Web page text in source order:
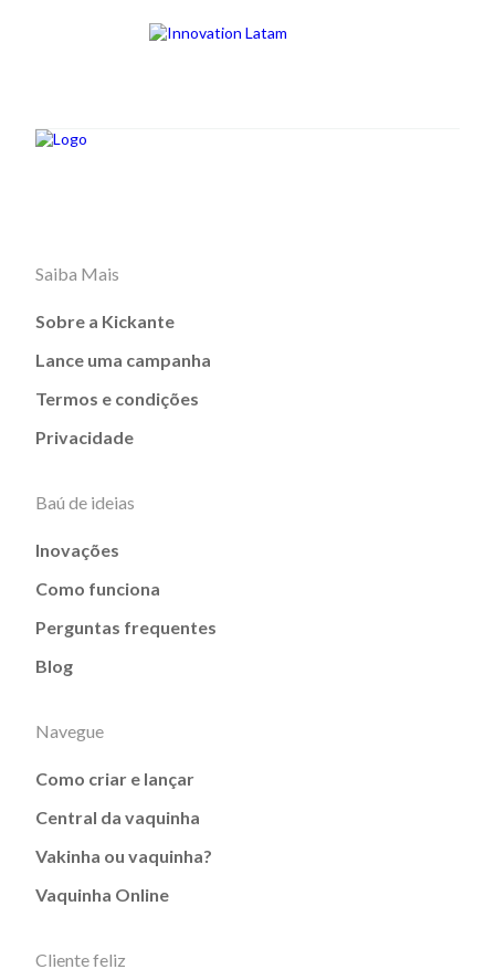
Saiba Mais
Sobre a Kickante
Lance uma campanha
Termos e condições
Privacidade
Baú de ideias
Inovações
Como funciona
Perguntas frequentes
Blog
Navegue
Como criar e lançar
Central da vaquinha
Vakinha ou vaquinha?
Vaquinha Online
Cliente feliz